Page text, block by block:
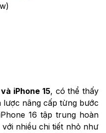
iPhone 15, có thể thấy
lược nâng cấp từng bước
16 tập trung hoàn
nhiều chi tiết nhỏ như